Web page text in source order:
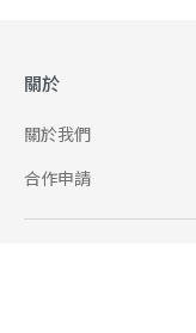
關於
關於我們
合作申請